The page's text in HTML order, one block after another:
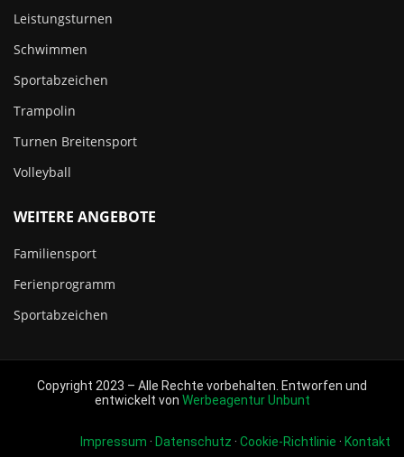
Leistungsturnen
Schwimmen
Sportabzeichen
Trampolin
Turnen Breitensport
Volleyball
WEITERE ANGEBOTE
Familiensport
Ferienprogramm
Sportabzeichen
Copyright 2023 – Alle Rechte vorbehalten. Entworfen und
entwickelt von Werbeagentur Unbunt
Impressum · Datenschutz · Cookie-Richtlinie · Kontakt